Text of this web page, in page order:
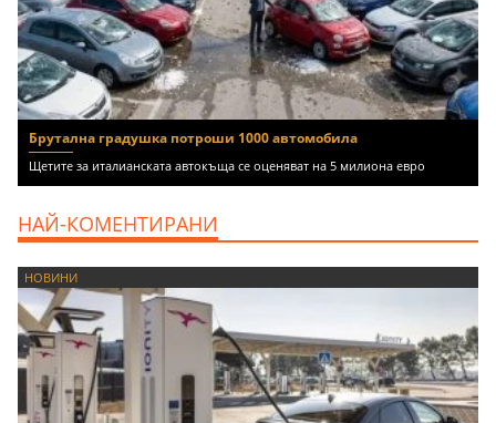
Брутална градушка потроши 1000 автомобила
Щетите за италианската автокъща се оценяват на 5 милиона евро
НАЙ-КОМЕНТИРАНИ
НОВИНИ